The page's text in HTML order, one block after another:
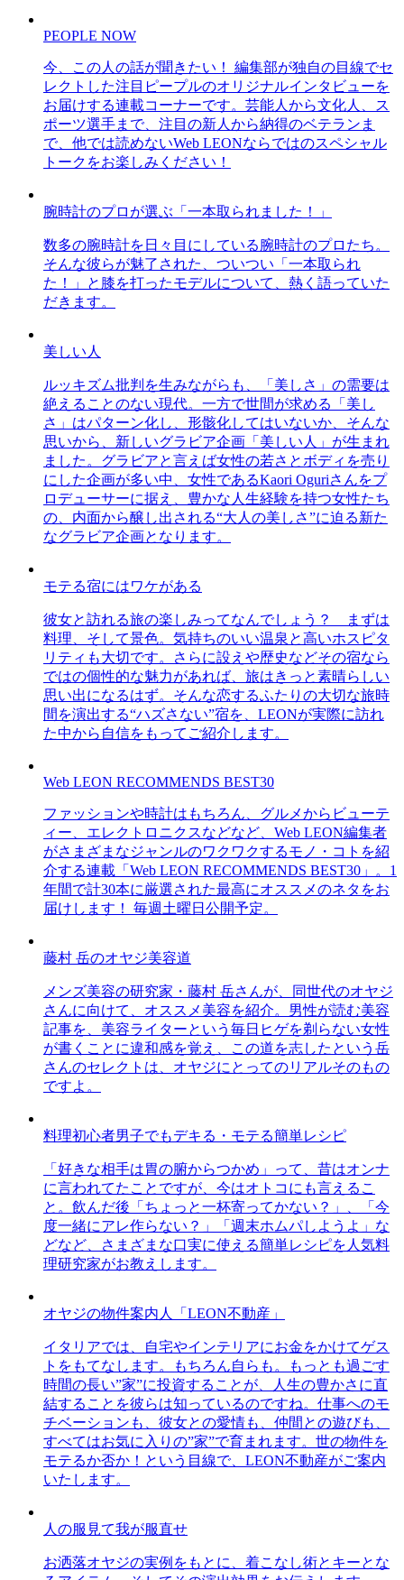
PEOPLE NOW
今、この人の話が聞きたい！ 編集部が独自の目線でセ
レクトした注目ピープルのオリジナルインタビューを
お届けする連載コーナーです。芸能人から文化人、ス
ポーツ選手まで、注目の新人から納得のベテランま
で、他では読めないWeb LEONならではのスペシャル
トークをお楽しみください！
腕時計のプロが選ぶ「一本取られました！」
数多の腕時計を日々目にしている腕時計のプロたち。
そんな彼らが魅了された、ついつい「一本取られ
た！」と膝を打ったモデルについて、熱く語っていた
だきます。
美しい人
ルッキズム批判を生みながらも、「美しさ」の需要は
絶えることのない現代。一方で世間が求める「美し
さ」はパターン化し、形骸化してはいないか、そんな
思いから、新しいグラビア企画「美しい人」が生まれ
ました。グラビアと言えば女性の若さとボディを売り
にした企画が多い中、女性であるKaori Oguriさんをプ
ロデューサーに据え、豊かな人生経験を持つ女性たち
の、内面から醸し出される“大人の美しさ”に迫る新た
なグラビア企画となります。
モテる宿にはワケがある
彼女と訪れる旅の楽しみってなんでしょう？ まずは
料理、そして景色。気持ちのいい温泉と高いホスピタ
リティも大切です。さらに設えや歴史などその宿なら
ではの個性的な魅力があれば、旅はきっと素晴らしい
思い出になるはず。そんな恋するふたりの大切な旅時
間を演出する“ハズさない”宿を、LEONが実際に訪れ
た中から自信をもってご紹介します。
Web LEON RECOMMENDS BEST30
ファッションや時計はもちろん、グルメからビューテ
ィー、エレクトロニクスなどなど、Web LEON編集者
がさまざまなジャンルのワクワクするモノ・コトを紹
介する連載「Web LEON RECOMMENDS BEST30」。1
年間で計30本に厳選された最高にオススメのネタをお
届けします！ 毎週土曜日公開予定。
藤村 岳のオヤジ美容道
メンズ美容の研究家・藤村 岳さんが、同世代のオヤジ
さんに向けて、オススメ美容を紹介。男性が読む美容
記事を、美容ライターという毎日ヒゲを剃らない女性
が書くことに違和感を覚え、この道を志したという岳
さんのセレクトは、オヤジにとってのリアルそのもの
ですよ。
料理初心者男子でもデキる・モテる簡単レシピ
「好きな相手は胃の腑からつかめ」って、昔はオンナ
に言われてたことですが、今はオトコにも言えるこ
と。飲んだ後「ちょっと一杯寄ってかない？」、「今
度一緒にアレ作らない？」「週末ホムパしようよ」な
どなど、さまざまな口実に使える簡単レシピを人気料
理研究家がお教えします。
オヤジの物件案内人「LEON不動産」
イタリアでは、自宅やインテリアにお金をかけてゲス
トをもてなします。もちろん自らも。もっとも過ごす
時間の長い”家”に投資することが、人生の豊かさに直
結することを彼らは知っているのですね。仕事へのモ
チベーションも、彼女との愛情も、仲間との遊びも、
すべてはお気に入りの”家”で育まれます。世の物件を
モテるか否か！という目線で、LEON不動産がご案内
いたします。
人の服見て我が服直せ
お洒落オヤジの実例をもとに、着こなし術とキーとな